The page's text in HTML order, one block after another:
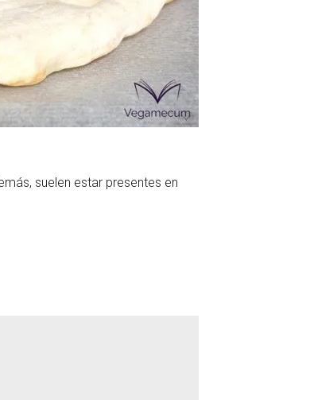
suelen estar presentes en